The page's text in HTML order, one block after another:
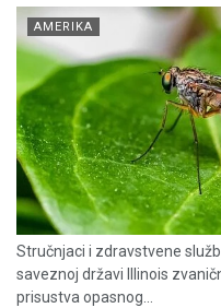
AMERIKA
Stručnjaci i zdravstvene
saveznoj državi Illinois
prisustva opasnog...